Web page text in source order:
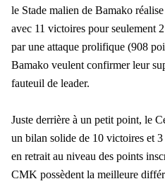
le Stade malien de Bamako
avec 11 victoires pour seulement
par une attaque prolifique (908
Bamako veulent confirmer leur
fauteuil de leader.
Juste derrière à un petit point, le
un bilan solide de 10 victoires et
en retrait au niveau des points
CMK possèdent la meilleure